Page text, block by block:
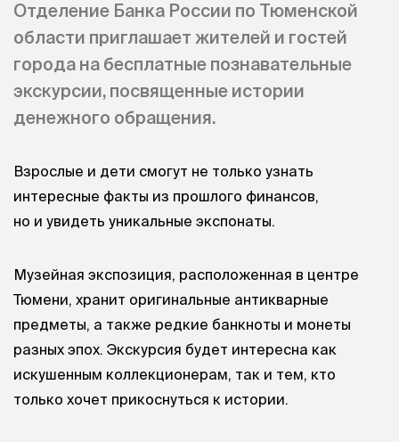
Отделение Банка России по Тюменской
области приглашает жителей и гостей
города на бесплатные познавательные
экскурсии, посвященные истории
денежного обращения.
Взрослые и дети смогут не только узнать
интересные факты из прошлого финансов,
но и увидеть уникальные экспонаты.
Музейная экспозиция, расположенная в центре
Тюмени, хранит оригинальные антикварные
предметы, а также редкие банкноты и монеты
разных эпох. Экскурсия будет интересна как
искушенным коллекционерам, так и тем, кто
только хочет прикоснуться к истории.